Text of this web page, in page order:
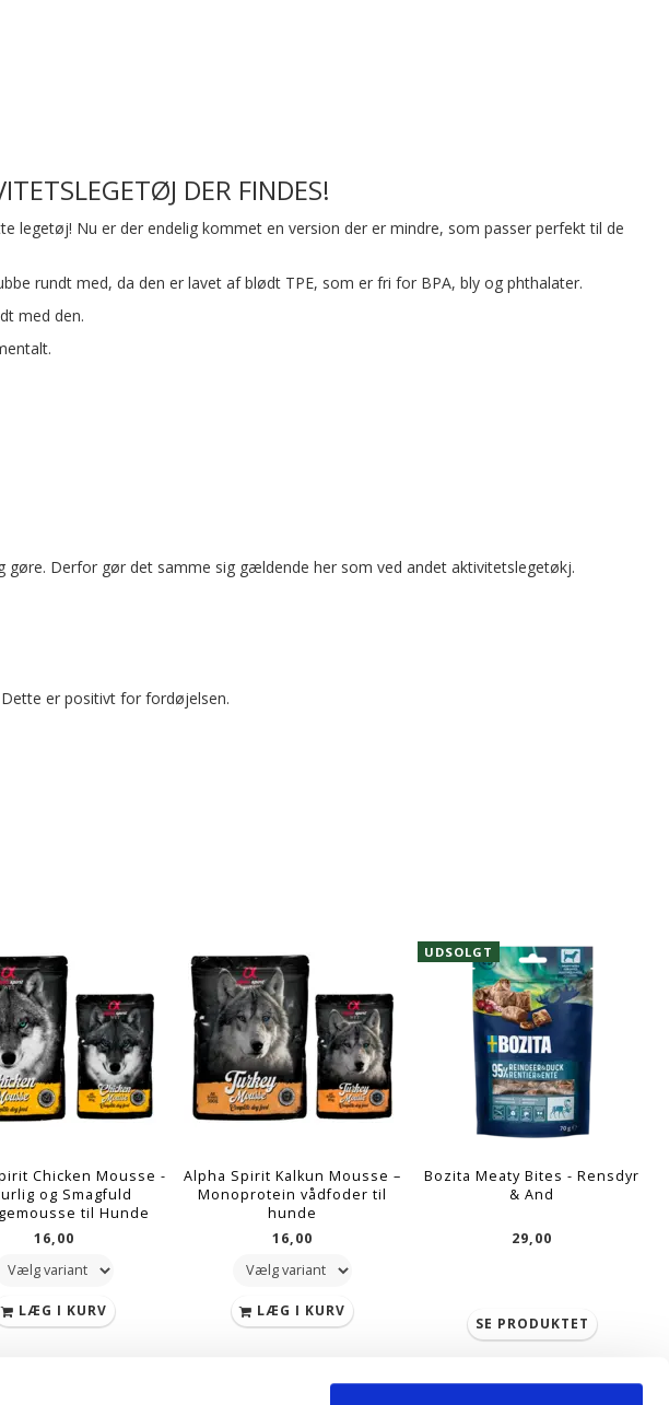
DER FINDES!
legetøj! Nu er der endelig kommet en version der er mindre, som passer perfekt til de
rundt med, da den er lavet af blødt TPE, som er fri for BPA, bly og phthalater.
med den.
Derfor gør det samme sig gældende her som ved andet aktivitetslegetøkj.
er positivt for fordøjelsen.
Chicken Mousse -
og Smagfuld
til Hunde
16,00
LÆG I KURV
Alpha Spirit Kalkun Mousse –
Monoprotein vådfoder til
hunde
16,00
LÆG I KURV
UDSOLGT
Bozita Meaty Bites - Rensdyr
& And
29,00
SE PRODUKTET